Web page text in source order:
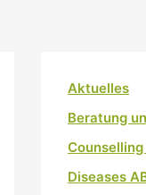
Aktuelles
Beratung
Diseases